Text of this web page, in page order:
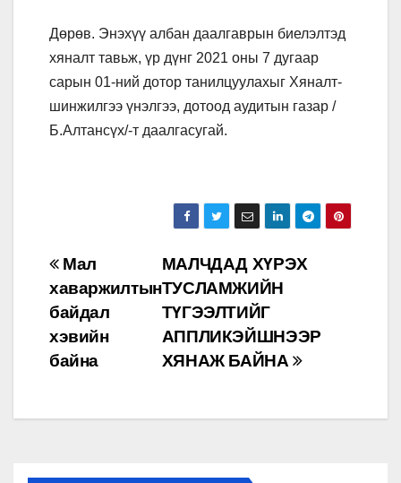
Дөрөв. Энэхүү албан даалгаврын биелэлтэд
хяналт тавьж, үр дүнг 2021 оны 7 дугаар
сарын 01-ний дотор танилцуулахыг Хяналт-
шинжилгээ үнэлгээ, дотоод аудитын газар /
Б.Алтансүх/-т даалгасугай.
Post
navigation
МАЛЧДАД ХҮРЭХ
ТУСЛАМЖИЙН
ТҮГЭЭЛТИЙГ
АППЛИКЭЙШНЭЭР
ХЯНАЖ БАЙНА
Мал
хаваржилтын
байдал
хэвийн
байна